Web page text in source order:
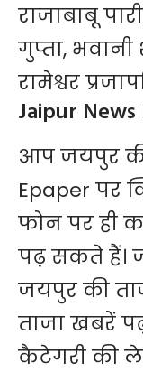
राजाबाबू
गुप्ता,
रामेश्वर
Jaipur News
आप जयपुर
Epaper पर
फोन पर ही
पढ़ सकते हैं।
जयपुर की
ताजा खबरें
कैटेगरी की